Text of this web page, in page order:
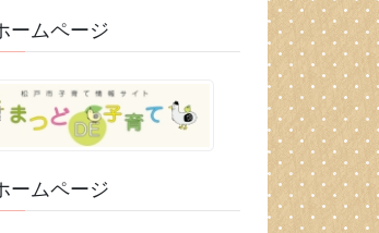
ームページ
ームページ